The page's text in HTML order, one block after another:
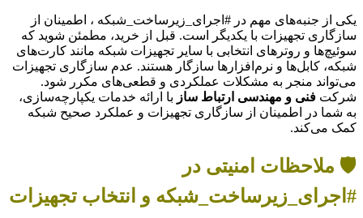
یکی از جنبه‌های مهم در #اجرای_زیرساخت_شبکه ، اطمینان از
سازگاری تجهیزات با یکدیگر است. قبل از خرید، مطمئن شوید که
سوئیچ‌ها و روترهای انتخابی با سایر تجهیزات شبکه مانند کارت‌های
شبکه، کابل‌ها و نرم‌افزارها سازگار هستند. عدم سازگاری تجهیزات
می‌تواند منجر به مشکلات عملکردی و قطعی‌های مکرر شود.
شرکت فنی و مهندسی ارتباط ساز با ارائه خدمات یکپارچه‌سازی،
به شما در اطمینان از سازگاری تجهیزات و عملکرد صحیح شبکه
کمک می‌کند.
🛡️ ملاحظات امنیتی در
#اجرای_زیرساخت_شبکه و انتخاب تجهیزات